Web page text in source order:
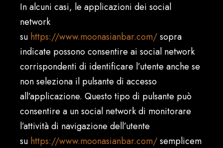
In alcuni casi, le applicazioni dei social
network
su https://www.moonasianbar.com/sopra
indicate possono consentire ai social network
corrispondenti di identificare l’utente anche se
non seleziona il pulsante di accesso
all’applicazione. Questo tipo di pulsante può
consentire a un social network di monitorare
l’attività di navigazione dell’utente
su https://www.moonasianbar.com/semplicem